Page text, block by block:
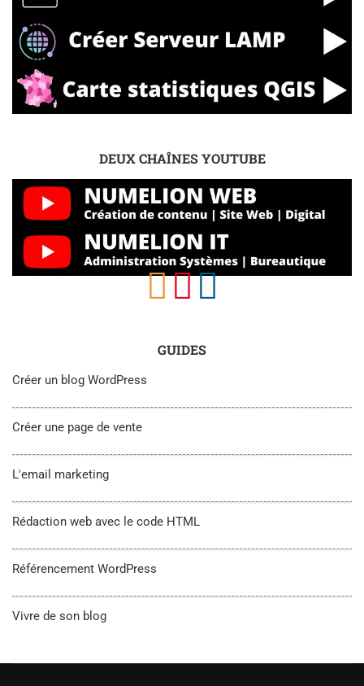
DEUX CHAÎNES YOUTUBE
GUIDES
Créer un blog WordPress
Créer une page de vente
L'email marketing
Rédaction web avec le code HTML
Référencement WordPress
Vivre de son blog